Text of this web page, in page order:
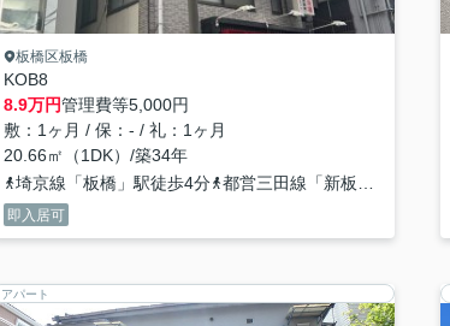
板橋区板橋
KOB8
8.9万円管理費等5,000円
敷：1ヶ月 / 保：- / 礼：1ヶ月
20.66㎡（1DK）/築34年
埼京線「板橋」駅徒歩4分
都営三田線「新板橋」駅徒歩3分
即入居可
アパート